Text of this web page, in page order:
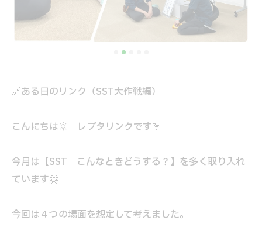
🔗ある日のリンク（SST大作戦編）
こんにちは☀️ レプタリンクです🦩
今月は【SST こんなときどうする？】を多く取り入れ
ています🤗
今回は４つの場面を想定して考えました。